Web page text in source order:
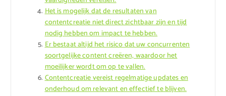
Het is mogelijk dat de resultaten van
contentcreatie niet direct zichtbaar zijn en tijd
nodig hebben om impact te hebben.
Er bestaat altijd het risico dat uw concurrenten
soortgelijke content creëren, waardoor het
moeilijker wordt om op te vallen.
Contentcreatie vereist regelmatige updates en
onderhoud om relevant en effectief te blijven.